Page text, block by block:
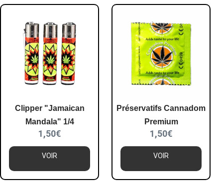
Clipper "Jamaican
Mandala" 1/4
1,50€
VOIR
Préservatifs Cannadom
Premium
1,50€
VOIR